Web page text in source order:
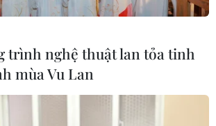
trình nghệ thuật lan tỏa tinh
mùa Vu Lan